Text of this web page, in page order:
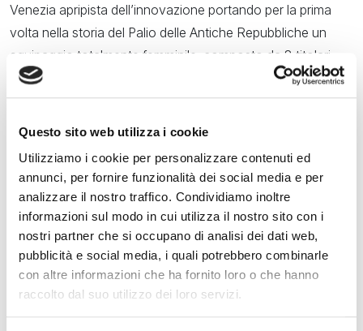
Questo sito web utilizza i cookie
Utilizziamo i cookie per personalizzare contenuti ed
annunci, per fornire funzionalità dei social media e per
analizzare il nostro traffico. Condividiamo inoltre
informazioni sul modo in cui utilizza il nostro sito con i
nostri partner che si occupano di analisi dei dati web,
pubblicità e social media, i quali potrebbero combinarle
con altre informazioni che ha fornito loro o che hanno
raccolto dal suo utilizzo dei loro servizi.
Venezia apripista dell’innovazione portando per la prima
volta nella storia del Palio delle Antiche Repubbliche un
equipaggio totalmente femminile, composto da 8 titolari
vogatrici e un timoniere donna, che ha fatto una regata
strepitosa. Grandi gli uomini e grandi le donne, abbiamo la
voga nel Dna, siamo uomini e donne di laguna”.
“Grazie ragazzi per le emozioni fino agli ultimi metri del Palio
delle Repubbliche Marinare ad Amalfi – ha twittato il
sindaco di Venezia Luigi Brugnaro, costantemente in
contatto con il delegato Giovanni Giusto – Complimenti
anche alle ragazze, primo e unico equipaggio interamente
femminile per ieri! Siamo orgogliosi di voi e di vedere tanti
giovani cimentarsi nella voga. Bravi!”